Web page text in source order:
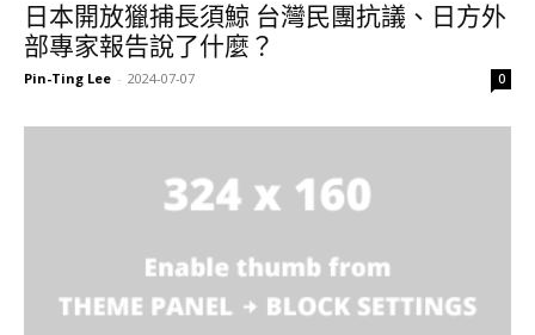
日本開放獵捕長須鯨 台灣民團抗議、日方外
部專家報告說了什麼？
Pin-Ting Lee - 2024-07-07 0